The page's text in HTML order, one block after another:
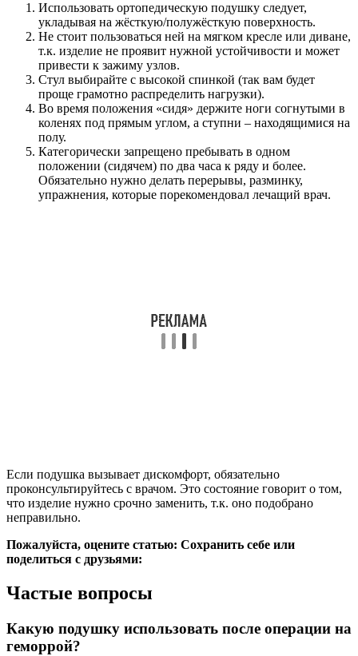
Использовать ортопедическую подушку следует,
укладывая на жёсткую/полужёсткую поверхность.
Не стоит пользоваться ней на мягком кресле или диване,
т.к. изделие не проявит нужной устойчивости и может
привести к зажиму узлов.
Стул выбирайте с высокой спинкой (так вам будет
проще грамотно распределить нагрузки).
Во время положения «сидя» держите ноги согнутыми в
коленях под прямым углом, а ступни – находящимися на
полу.
Категорически запрещено пребывать в одном
положении (сидячем) по два часа к ряду и более.
Обязательно нужно делать перерывы, разминку,
упражнения, которые порекомендовал лечащий врач.
Если подушка вызывает дискомфорт, обязательно
проконсультируйтесь с врачом. Это состояние говорит о том,
что изделие нужно срочно заменить, т.к. оно подобрано
неправильно.
Пожалуйста, оцените статью: Сохранить себе или
поделиться с друзьями:
Частые вопросы
Какую подушку использовать после операции на
геморрой?